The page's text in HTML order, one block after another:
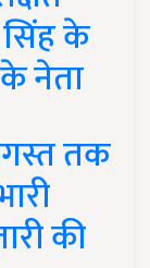
सिंह के
नेता
तक
की